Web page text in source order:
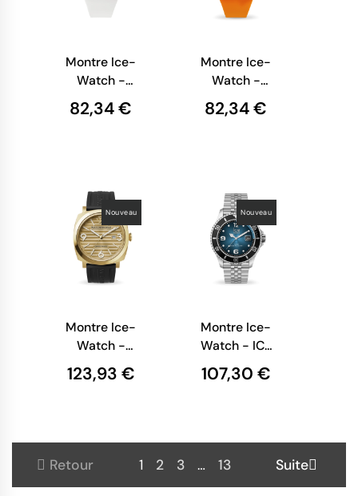
Montre Ice-
Watch -
WP4 -
Blanche - L
82,34 €
Montre Ice-
Watch -
WP4 -
Orange
82,34 €
Nouveau
Montre Ice-
Watch -
WP2 - Dorée
Noire - L
123,93 €
Nouveau
Montre Ice-
Watch - ICE
steel - Bleu
Océan
107,30 €
Retour 1 2 3 … 13 Suite